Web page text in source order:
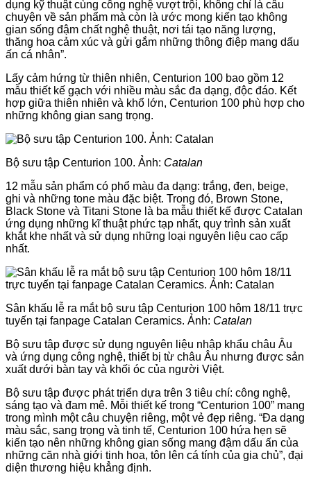
dụng kỹ thuật cùng công nghệ vượt trội, không chỉ là câu
chuyện về sản phẩm mà còn là ước mong kiến tạo không
gian sống đậm chất nghệ thuật, nơi tái tạo năng lượng,
thăng hoa cảm xúc và gửi gắm những thông điệp mang dấu
ấn cá nhân”.
Lấy cảm hứng từ thiên nhiên, Centurion 100 bao gồm 12
mẫu thiết kế gạch với nhiều màu sắc đa dạng, độc đáo. Kết
hợp giữa thiên nhiên và khổ lớn, Centurion 100 phù hợp cho
những không gian sang trọng.
Bộ sưu tập Centurion 100. Ảnh: Catalan
12 mẫu sản phẩm có phổ màu đa dạng: trắng, đen, beige,
ghi và những tone màu đặc biệt. Trong đó, Brown Stone,
Black Stone và Titani Stone là ba mẫu thiết kế được Catalan
ứng dụng những kĩ thuật phức tạp nhất, quy trình sản xuất
khắt khe nhất và sử dụng những loại nguyên liệu cao cấp
nhất.
Sân khấu lễ ra mắt bộ sưu tập Centurion 100 hôm 18/11 trực
tuyến tại fanpage Catalan Ceramics. Ảnh: Catalan
Bộ sưu tập được sử dụng nguyên liệu nhập khẩu châu Âu
và ứng dụng công nghệ, thiết bị từ châu Âu nhưng được sản
xuất dưới bàn tay và khối óc của người Việt.
Bộ sưu tập được phát triển dựa trên 3 tiêu chí: công nghệ,
sáng tạo và đam mê. Mỗi thiết kế trong “Centurion 100” mang
trong mình một câu chuyện riêng, một vẻ đẹp riêng. “Đa dạng
màu sắc, sang trọng và tinh tế, Centurion 100 hứa hẹn sẽ
kiến tạo nên những không gian sống mang đậm dấu ấn của
những căn nhà giới tinh hoa, tôn lên cá tính của gia chủ”, đại
diện thương hiệu khẳng định.